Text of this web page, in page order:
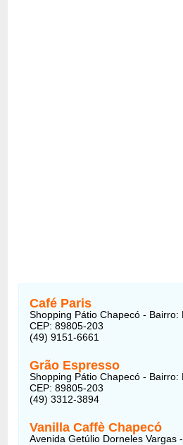
Café Paris
Shopping Pátio Chapecó -
CEP: 89805-203
(49) 9151-6661
Grão Espresso
Shopping Pátio Chapecó -
CEP: 89805-203
(49) 3312-3894
Vanilla Caffè Chapecó
Avenida Getúlio Dorneles Vargas